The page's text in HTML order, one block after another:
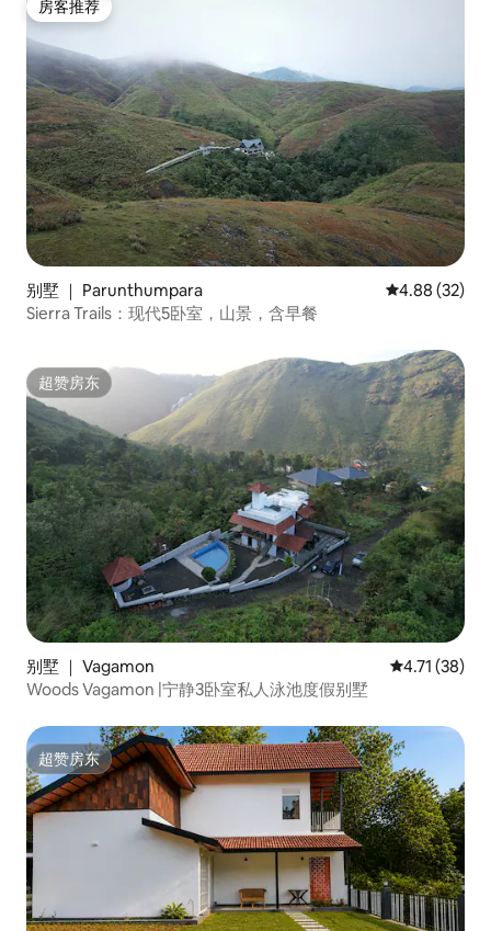
房客推荐
房客推荐
别墅 ｜ Parunthumpara 平均评分
4.88 (32)
Sierra Trails：现代5卧室，山景，含早餐
超赞房东
超赞房东
别墅 ｜ Vagamon 平均评分
4.71 (38)
Woods Vagamon |宁静3卧室私人泳池度假别墅
超赞房东
超赞房东